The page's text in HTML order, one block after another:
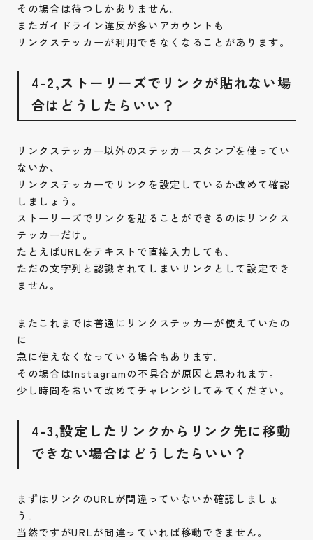
その場合は待つしかありません。
またガイドライン違反が多いアカウントも
リンクステッカーが利用できなくなることがあります。
4-2,ストーリーズでリンクが貼れない場
合はどうしたらいい？
リンクステッカー以外のステッカースタンプを使ってい
ないか、
リンクステッカーでリンクを設定しているか改めて確認
しましょう。
ストーリーズでリンクを貼ることができるのはリンクス
テッカーだけ。
たとえばURLをテキストで直接入力しても、
ただの文字列と認識されてしまいリンクとして設定でき
ません。
またこれまでは普通にリンクステッカーが使えていたの
に
急に使えなくなっている場合もあります。
その場合はInstagramの不具合が原因と思われます。
少し時間をおいて改めてチャレンジしてみてください。
4-3,設定したリンクからリンク先に移動
できない場合はどうしたらいい？
まずはリンクのURLが間違っていないか確認しましょ
う。
当然ですがURLが間違っていれば移動できません。